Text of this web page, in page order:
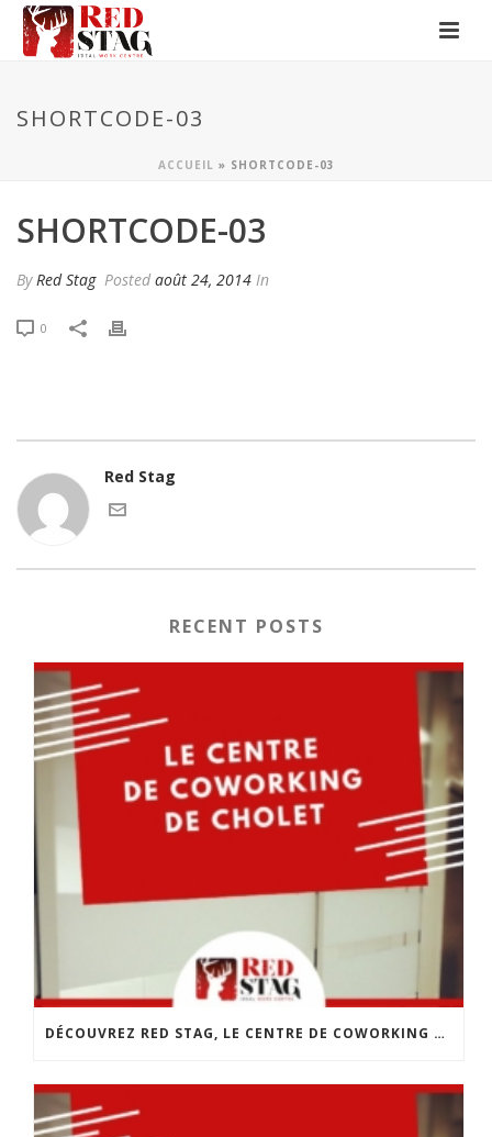
SHORTCODE-03
ACCUEIL » SHORTCODE-03
SHORTCODE-03
ByRed Stag Posted août 24, 2014 In
0
Red Stag
RECENT POSTS
DÉCOUVREZ RED STAG, LE CENTRE DE COWORKING DE CHOLET